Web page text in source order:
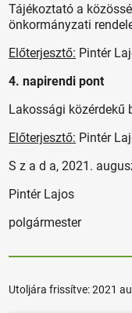
Tájékoztató a
önkormányzati
Előterjesztő: Pintér
4. napirendi pont
Lakossági közérdekű
Előterjesztő: Pintér
S z a d a, 2021.
Pintér Lajos
polgármester
Utoljára frissítve:2021